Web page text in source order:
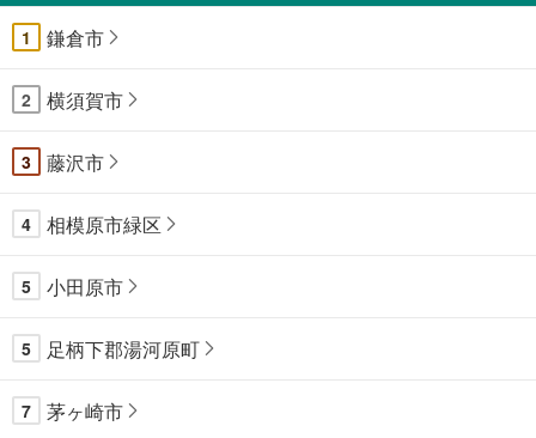
1 鎌倉市
2 横須賀市
3 藤沢市
4 相模原市緑区
5 小田原市
5 足柄下郡湯河原町
7 茅ヶ崎市